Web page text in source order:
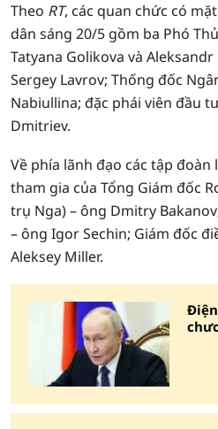
Theo RT, các quan chức có
dân sáng 20/5 gồm ba Phó
Tatyana Golikova và
Sergey Lavrov; Thống đốc
Nabiullina; đặc phái viên đầu
Dmitriev.
Về phía lãnh đạo các tập
tham gia của Tổng Giám đốc
trụ Nga) – ông Dmitry
– ông Igor Sechin; Giám đốc
Aleksey Miller.